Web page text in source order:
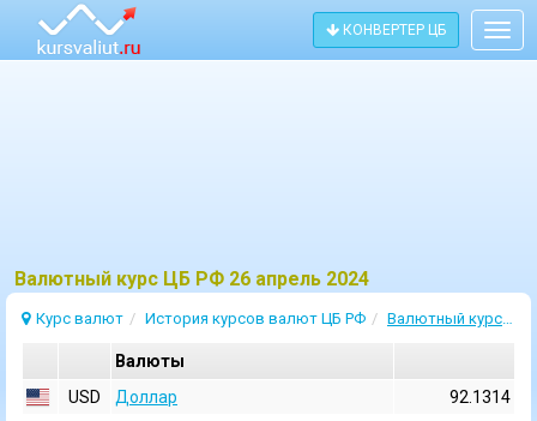
КОНВЕРТЕР ЦБ
Bалютный курс ЦБ РФ 26 апрель 2024
Курс валют История курсов валют ЦБ РФ Валютный курс 26 Апрель 2024
Валюты
USD
Доллар
92.1314